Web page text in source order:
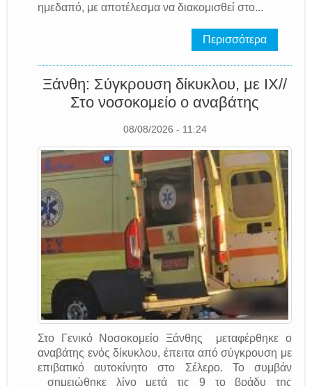
ημεδαπό, με αποτέλεσμα να διακομισθεί στο...
Περισσότερα
Ξάνθη: Σύγκρουση δίκυκλου, με ΙΧ//
Στο νοσοκομείο ο αναβάτης
08/08/2026 - 11:24
Στο Γενικό Νοσοκομείο Ξάνθης μεταφέρθηκε ο
αναβάτης ενός δίκυκλου, έπειτα από σύγκρουση με
επιβατικό αυτοκίνητο στο Σέλερο. Το συμβάν
σημειώθηκε λίγο μετά τις 9 το βράδυ της